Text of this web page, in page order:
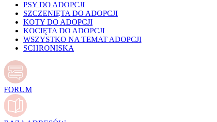
PSY DO ADOPCJI
SZCZENIĘTA DO ADOPCJI
KOTY DO ADOPCJI
KOCIĘTA DO ADOPCJI
WSZYSTKO NA TEMAT ADOPCJI
SCHRONISKA
FORUM